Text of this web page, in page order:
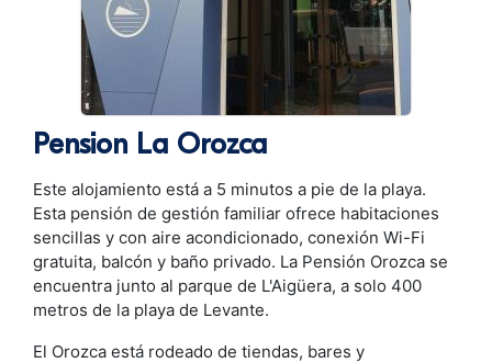
Pension La Orozca
Este alojamiento está a 5 minutos a pie de la playa.
Esta pensión de gestión familiar ofrece habitaciones
sencillas y con aire acondicionado, conexión Wi-Fi
gratuita, balcón y baño privado. La Pensión Orozca se
encuentra junto al parque de L'Aigüera, a solo 400
metros de la playa de Levante.
El Orozca está rodeado de tiendas, bares y